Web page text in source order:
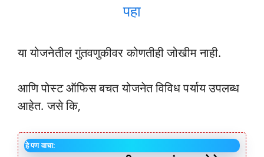
पहा
या योजनेतील गुंतवणुकीवर कोणतीही जोखीम नाही.
आणि पोस्ट ऑफिस बचत योजनेत विविध पर्याय उपलब्ध
आहेत. जसे कि,
हे पण वाचा: